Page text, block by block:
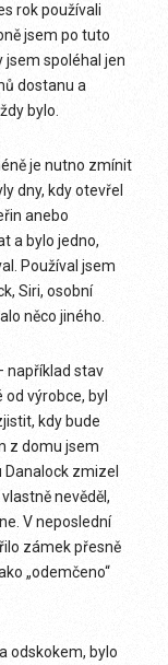
rok používali
jsem po tuto
jsem spoléhal jen
dostanu a
bylo.
je nutno zmínit
dny, kdy otevřel
anebo
a bylo jedno,
Používal jsem
Siri, osobní
něco jiného.
například stav
výrobce, byl
kdy bude
z domu jsem
zmizel
nevěděl,
V neposlední
zámek přesně
„odemčeno“
odskokem, bylo